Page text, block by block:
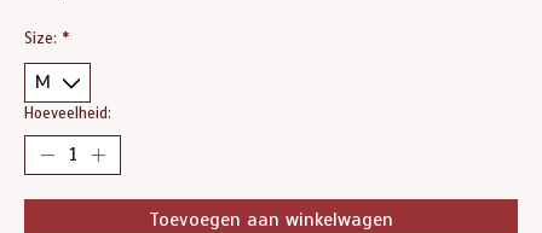
Size: *
Hoeveelheid:
Toevoegen aan winkelwagen